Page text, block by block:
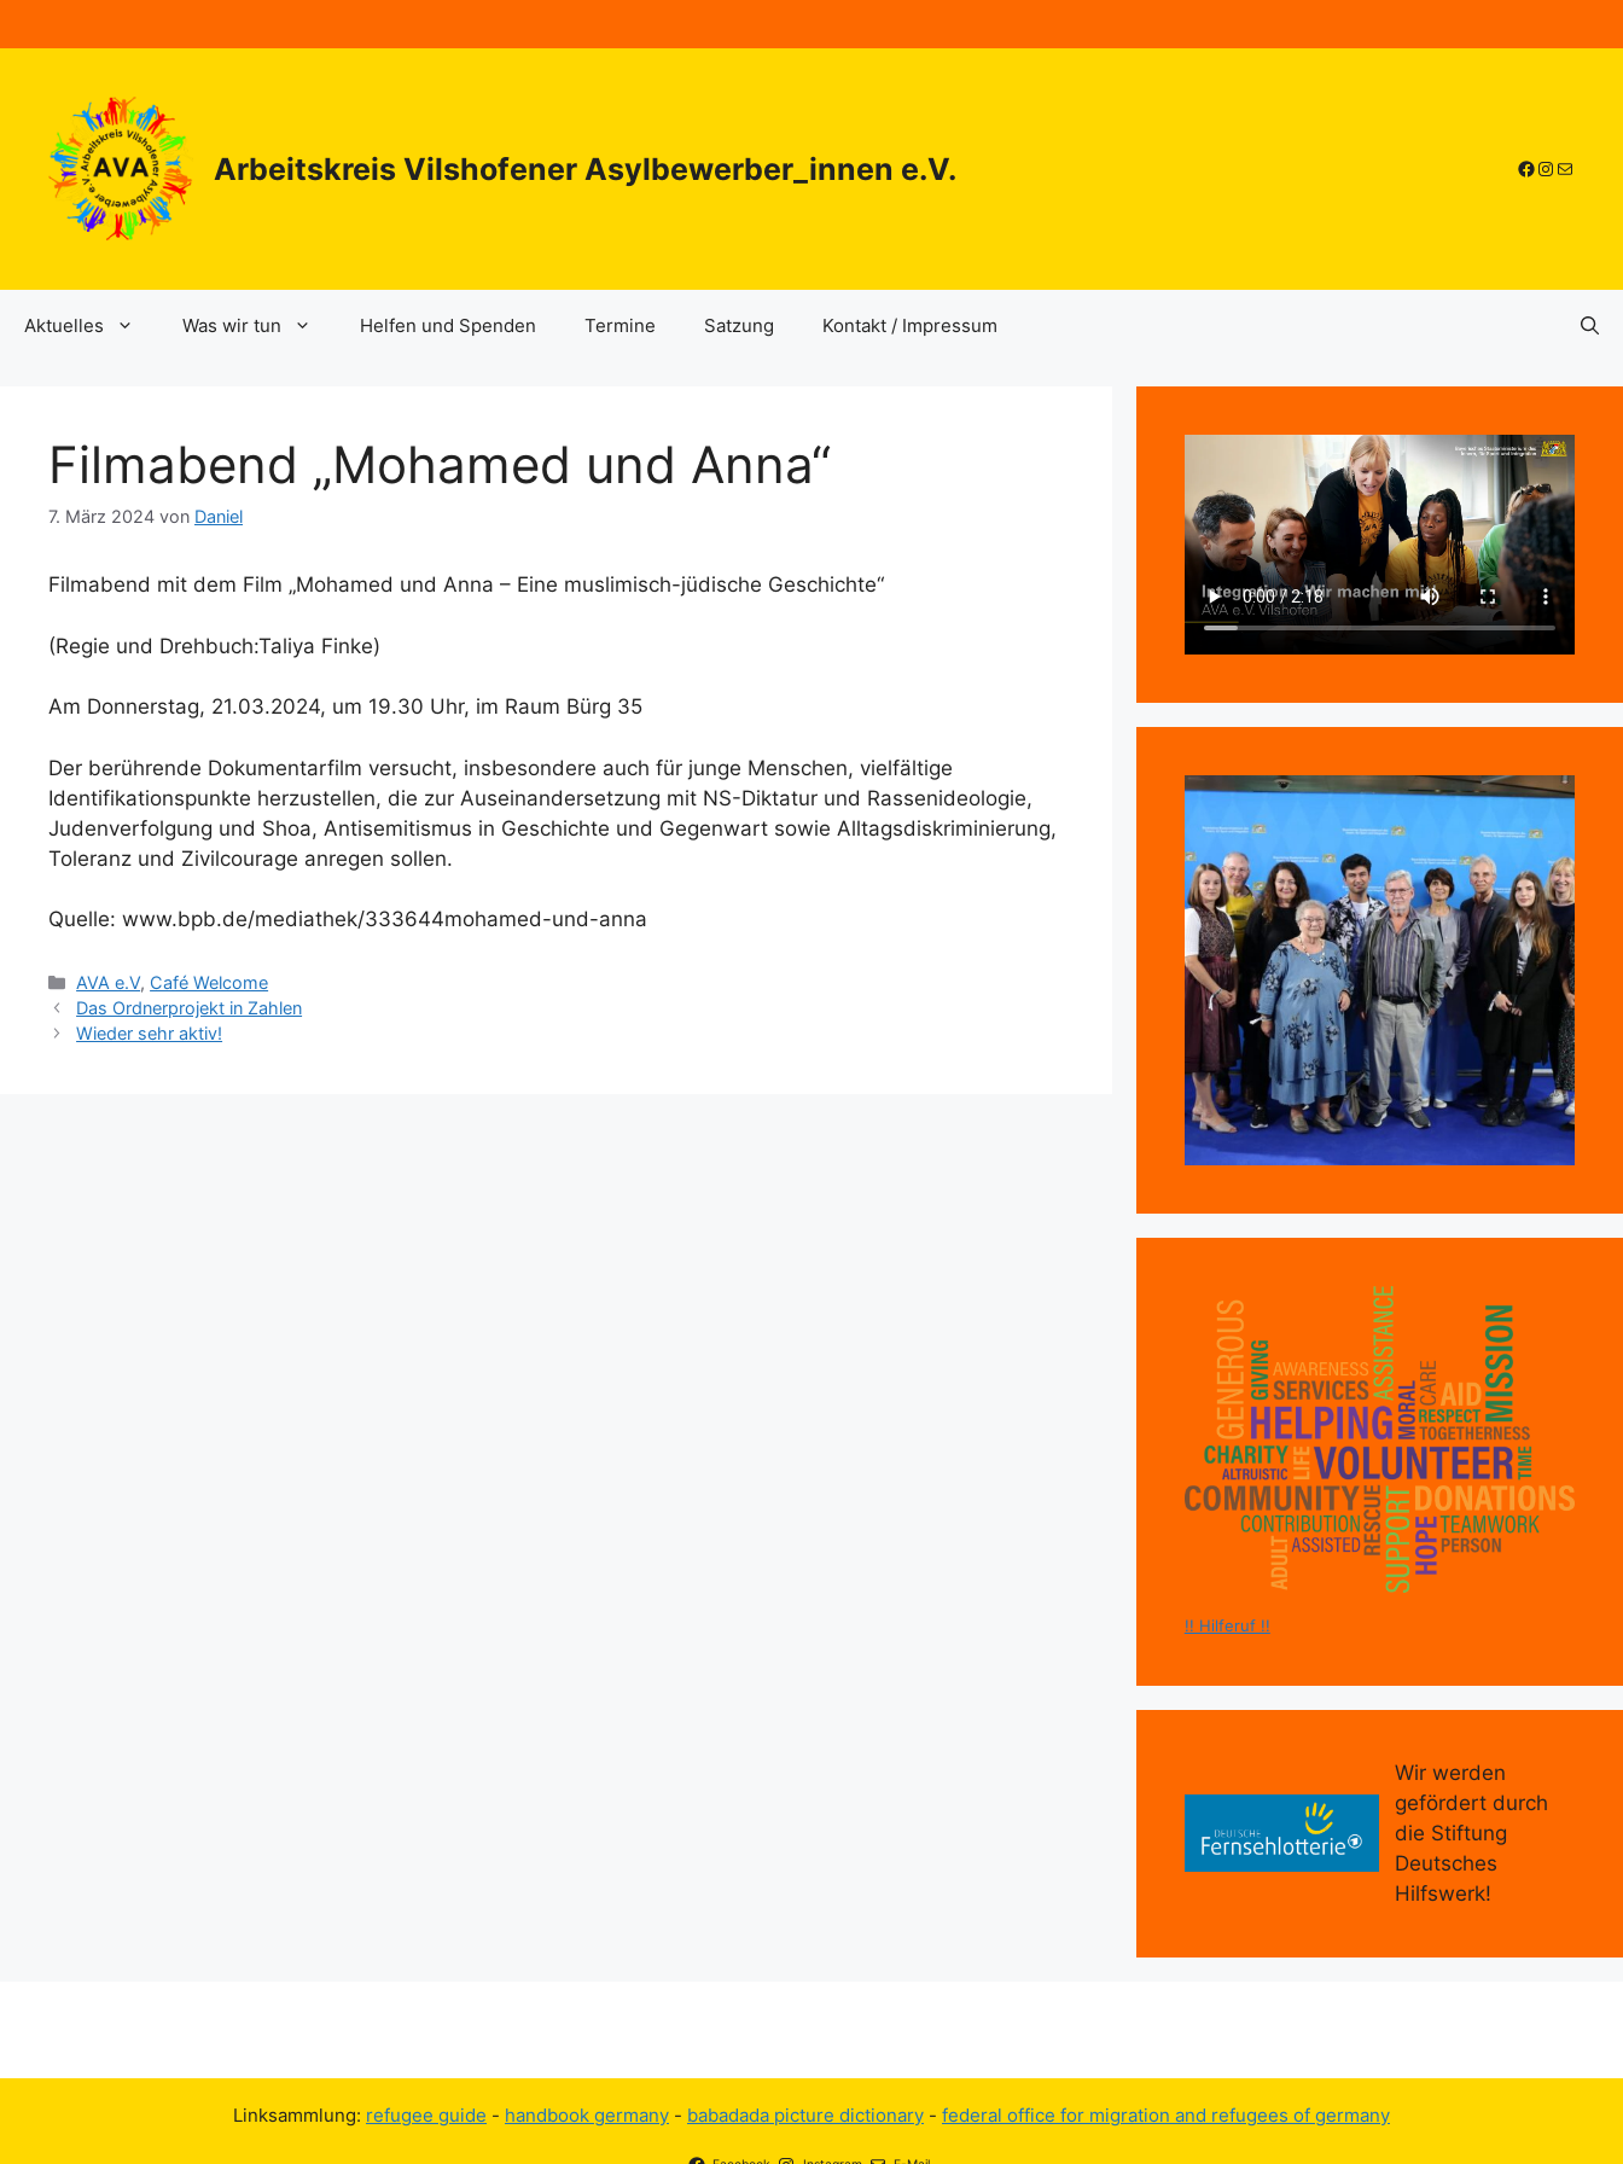
Inhalt
Arbeitskreis Vilshofener Asylbewerber_innen e.V. Facebook
E-Mail
Aktuelles Was wir tun Helfen und Spenden Termine Satzung Kontakt / Impressum
Filmabend „Mohamed und Anna“
7. März 2024 von Daniel
Filmabend mit dem Film „Mohamed und Anna – Eine muslimisch-jüdische Geschichte“
(Regie und Drehbuch:Taliya Finke)
Am Donnerstag, 21.03.2024, um 19.30 Uhr, im Raum Bürg 35
Der berührende Dokumentarfilm versucht, insbesondere auch für junge Menschen, vielfältige
Identifikationspunkte herzustellen, die zur Auseinandersetzung mit NS-Diktatur und Rassenideologie,
Judenverfolgung und Shoa, Antisemitismus in Geschichte und Gegenwart sowie Alltagsdiskriminierung,
Toleranz und Zivilcourage anregen sollen.
Quelle: www.bpb.de/mediathek/333644mohamed-und-anna
Kategorien
AVA e.V, Café Welcome
Das Ordnerprojekt in Zahlen
Wieder sehr aktiv!
!! Hilferuf !!
Wir werden
gefördert durch
die Stiftung
Deutsches
Hilfswerk!
Linksammlung: refugee guide - handbook germany - babadada picture dictionary - federal office for migration and refugees of germany